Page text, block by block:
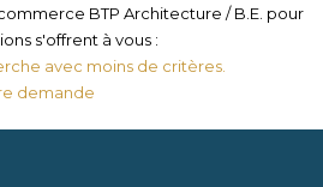
GERER
AGENCE
BTP Architecture / B.E. pour
s'offrent à vous :
avec moins de critères.
demande